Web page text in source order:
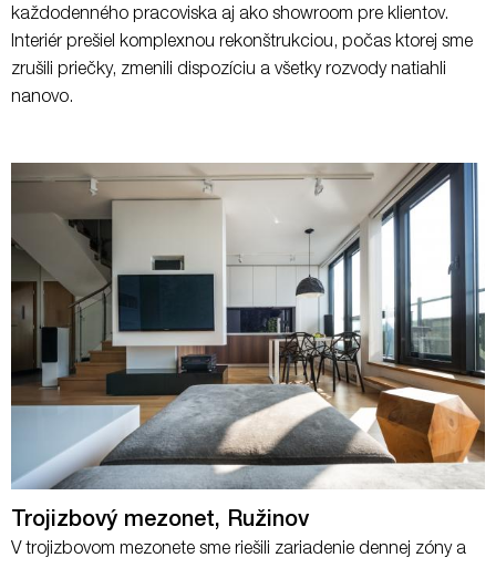
každodenného pracoviska aj ako showroom pre klientov.
Interiér prešiel komplexnou rekonštrukciou, počas ktorej sme
zrušili priečky, zmenili dispozíciu a všetky rozvody natiahli
nanovo.
Trojizbový mezonet, Ružinov
V trojizbovom mezonete sme riešili zariadenie dennej zóny a